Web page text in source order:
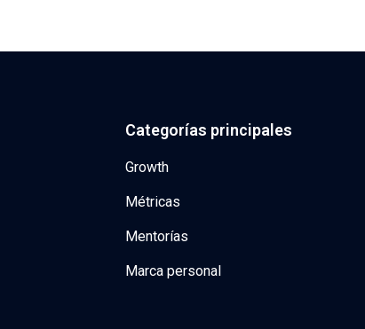
Categorías principales
Growth
Métricas
Mentorías
Marca personal